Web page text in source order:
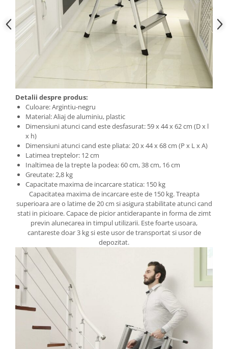
Detalii despre produs:
Culoare: Argintiu-negru
Material: Aliaj de aluminiu, plastic
Dimensiuni atunci cand este desfasurat: 59 x 44 x 62 cm (D x l
x h)
Dimensiuni atunci cand este pliata: 20 x 44 x 68 cm (P x L x A)
Latimea treptelor: 12 cm
Inaltimea de la trepte la podea: 60 cm, 38 cm, 16 cm
Greutate: 2,8 kg
Capacitate maxima de incarcare statica: 150 kg
Capacitatea maxima de incarcare este de 150 kg. Treapta
superioara are o latime de 20 cm si asigura stabilitate atunci cand
stati in picioare. Capace de picior antiderapante in forma de zimt
previn alunecarea in timpul utilizarii. Este foarte usoara,
cantareste doar 3 kg si este usor de transportat si usor de
depozitat.